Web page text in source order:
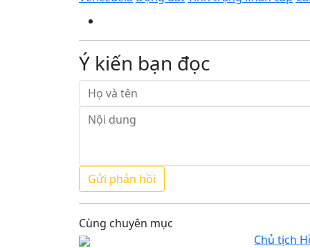
Ý kiến bạn đọc
Cùng chuyên mục
Chủ tịch